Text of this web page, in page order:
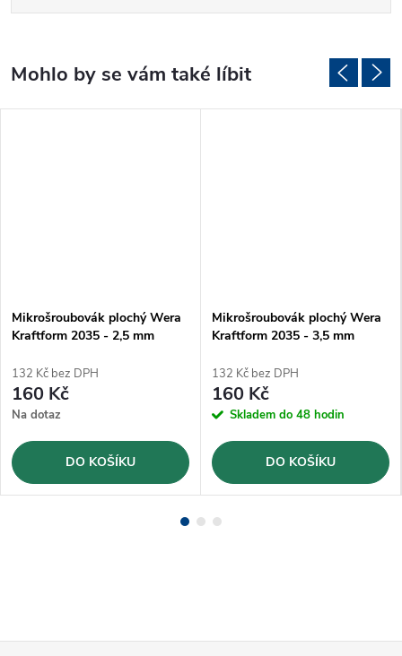
Mikrošroubovák plochý Wera
Kraftform 2035 - 2,5 mm
132 Kč bez DPH
160 Kč
Na dotaz
DO KOŠÍKU
Mikrošroubovák plochý Wera
Kraftform 2035 - 3,5 mm
132 Kč bez DPH
160 Kč
Skladem do 48 hodin
DO KOŠÍKU